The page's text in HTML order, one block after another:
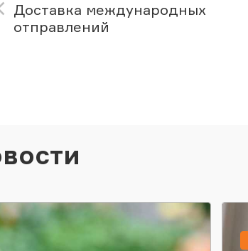
Доставка международных
отправлений